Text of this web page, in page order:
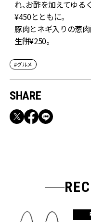
れ、お酢を加えてゆる
¥450とともに。
豚肉とネギ入りの葱
生餅¥250。
#グルメ
SHARE